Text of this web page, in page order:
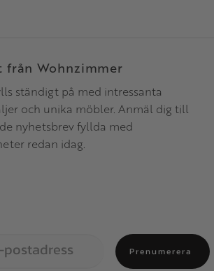
från Wohnzimmer
ständigt på med intressanta
och unika möbler. Anmäl dig till
nyhetsbrev fyllda med
redan idag.
Prenumerera